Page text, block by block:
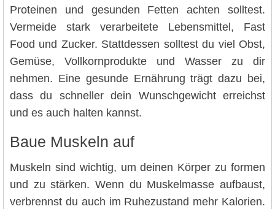
Proteinen und gesunden Fetten achten solltest.
Vermeide stark verarbeitete Lebensmittel, Fast
Food und Zucker. Stattdessen solltest du viel Obst,
Gemüse, Vollkornprodukte und Wasser zu dir
nehmen. Eine gesunde Ernährung trägt dazu bei,
dass du schneller dein Wunschgewicht erreichst
und es auch halten kannst.
Baue Muskeln auf
Muskeln sind wichtig, um deinen Körper zu formen
und zu stärken. Wenn du Muskelmasse aufbaust,
verbrennst du auch im Ruhezustand mehr Kalorien.